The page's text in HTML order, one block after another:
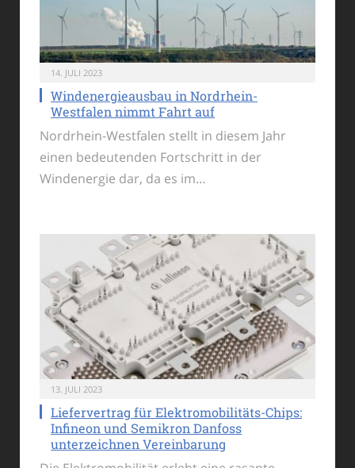
14. JULI 2023
Windenergieausbau in Nordrhein-
Westfalen nimmt Fahrt auf
Nordrhein-Westfalen stellt in diesem Jahr
einen bedeutenden Fortschritt in der
Windenergie dar, da es im…
13. JULI 2023
Liefervertrag für Elektromobilitäts-Chips:
Infineon und Semikron Danfoss
unterzeichnen Vereinbarung